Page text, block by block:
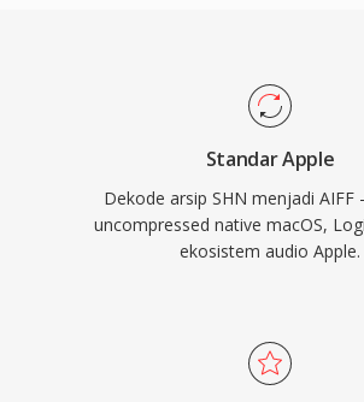
kedalaman bit hingga 32-bit,
alur kerja resolusi tinggi yang
spesifikasi kualitas CD. Bagi siapa
mengutamakan integritas lossless
efisiensi penyimpanan, AIFF tetap
pilihan yang dapat diandalkan di
Standar Apple
Dekode arsip SHN menjadi
uncompressed native macOS,
ekosistem audio Apple.